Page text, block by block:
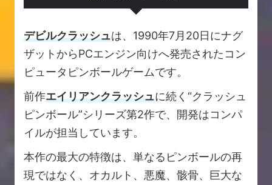
デビルクラッシュは、1990年7月20日にナグ
ザットからPCエンジン向けへ発売されたコン
ピュータピンボールゲームです。
前作エイリアンクラッシュに続く“クラッシュ
ピンボール”シリーズ第2作で、開発はコンパ
イルが担当しています。
本作の最大の特徴は、単なるピンボールの再
現ではなく、オカルト、悪魔、骸骨、巨大な